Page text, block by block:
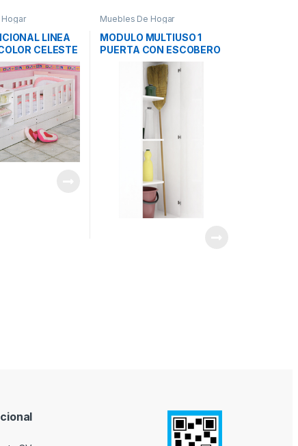
LINEA
CELESTE
Muebles De Hogar
MODULO MULTIUSO 1
PUERTA CON ESCOBERO